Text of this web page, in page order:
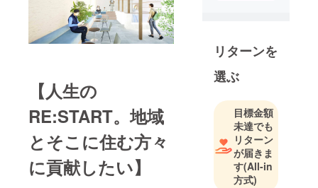
【人生の
RE:START。地域
とそこに住む方々
に貢献したい】
リターンを
選ぶ
目標金額
未達でも
リターン
が届きま
す(All-in
方式)